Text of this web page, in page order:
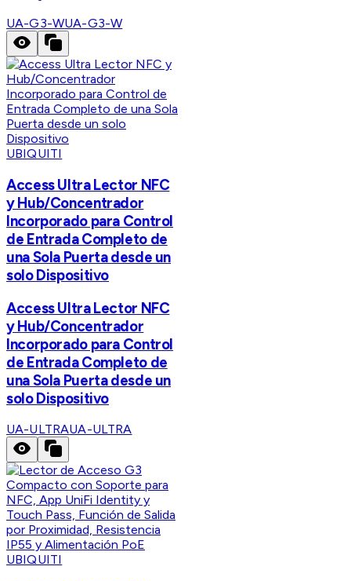
UA-G3-WUA-G3-W
UBIQUITI
Access Ultra Lector NFC
y Hub/Concentrador
Incorporado para Control
de Entrada Completo de
una Sola Puerta desde un
solo Dispositivo
Access Ultra Lector NFC
y Hub/Concentrador
Incorporado para Control
de Entrada Completo de
una Sola Puerta desde un
solo Dispositivo
UA-ULTRAUA-ULTRA
UBIQUITI